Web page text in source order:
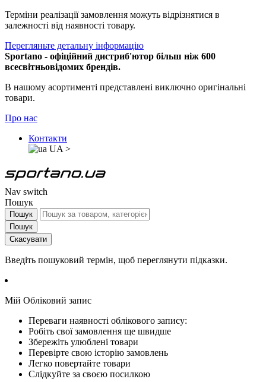
Терміни реалізації замовлення можуть відрізнятися в
залежності від наявності товару.
Перегляньте детальну інформацію
Sportano - офіційний дистриб'ютор більш ніж 600
всесвітньовідомих брендів.
В нашому асортименті представлені виключно оригінальні
товари.
Про нас
Контакти
UA >
Nav switch
Пошук
Пошук
Пошук
Скасувати
Введіть пошуковий термін, щоб переглянути підказки.
Мій Обліковий запис
Переваги наявності облікового запису:
Робіть свої замовлення ще швидше
Збережіть улюблені товари
Перевірте свою історію замовлень
Легко повертайте товари
Слідкуйте за своєю посилкою